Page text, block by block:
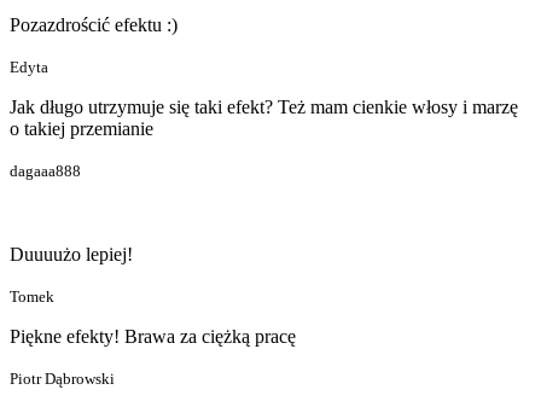
Pozazdrościć efektu :)
Edyta
Jak długo utrzymuje się taki efekt? Też mam cienkie włosy i marzę
o takiej przemianie
dagaaa888
Duuuużo lepiej!
Tomek
Piękne efekty! Brawa za ciężką pracę
Piotr Dąbrowski